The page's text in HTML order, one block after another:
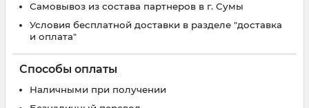
Самовывоз из состава партнеров в г. Сумы
Условия бесплатной доставки в разделе "доставка
и оплата"
Способы оплаты
Наличными при получении